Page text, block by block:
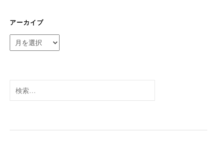
アーカイブ
ー
ブ
索: